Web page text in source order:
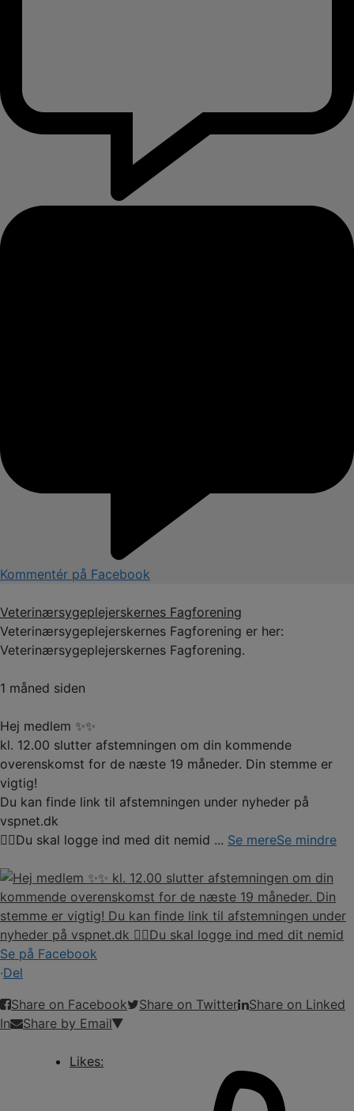
Kommentér på Facebook
Veterinærsygeplejerskernes Fagforening
Veterinærsygeplejerskernes Fagforening er her:
Veterinærsygeplejerskernes Fagforening.
1 måned siden
Hej medlem ✨✨
kl. 12.00 slutter afstemningen om din kommende
overenskomst for de næste 19 måneder. Din stemme er
vigtig!
Du kan finde link til afstemningen under nyheder på
vspnet.dk
☝🏼Du skal logge ind med dit nemid ... Se mereSe mindre
Se på Facebook
·Del
Share on Facebook
Share on Twitter
Share on Linked
In
Share by Email
Likes: